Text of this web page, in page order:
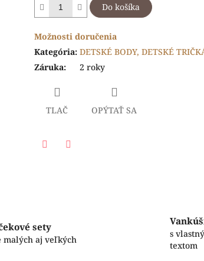
Do košíka
Možnosti doručenia
Kategória: DETSKÉ BODY, DETSKÉ
Záruka: 2 roky
TLAČ OPÝTAŤ SA
sety
malých aj veľkých
s
textom